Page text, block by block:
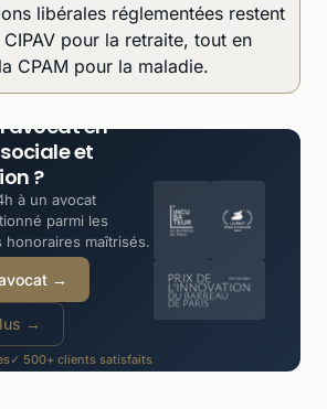
libérales réglementées restent
pour la retraite, tout en
CPAM pour la maladie.
avocat en
et
?
à un avocat
parmi les
honoraires maîtrisés.
→
→
✓ 500+ clients satisfaits